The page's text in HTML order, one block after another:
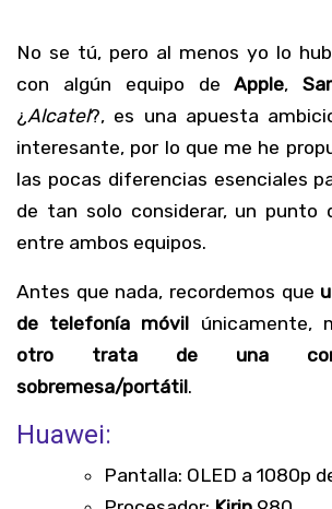
No se tú, pero al menos yo lo
con algún equipo deApple,
¿Alcatel?, es una apuesta
interesante, por lo que me he
las pocas diferencias esenciales
de tan solo considerar, un punto
entre ambos equipos.
Antes que nada, recordemos que
de telefonía móvil únicamente,
otro trata de una
sobremesa/portátil.
Huawei:
Pantalla: OLED a 1080p